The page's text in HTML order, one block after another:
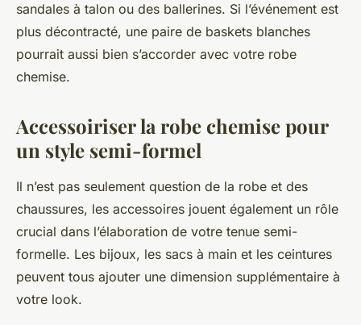
sandales à talon ou des ballerines. Si l’événement est
plus décontracté, une paire de baskets blanches
pourrait aussi bien s’accorder avec votre robe
chemise.
Accessoiriser la robe chemise pour
un style semi-formel
Il n’est pas seulement question de la robe et des
chaussures, les accessoires jouent également un rôle
crucial dans l’élaboration de votre tenue semi-
formelle. Les bijoux, les sacs à main et les ceintures
peuvent tous ajouter une dimension supplémentaire à
votre look.